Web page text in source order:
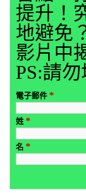
提升！
地避免
影片中
PS:請
電子郵件 *
姓 *
名 *